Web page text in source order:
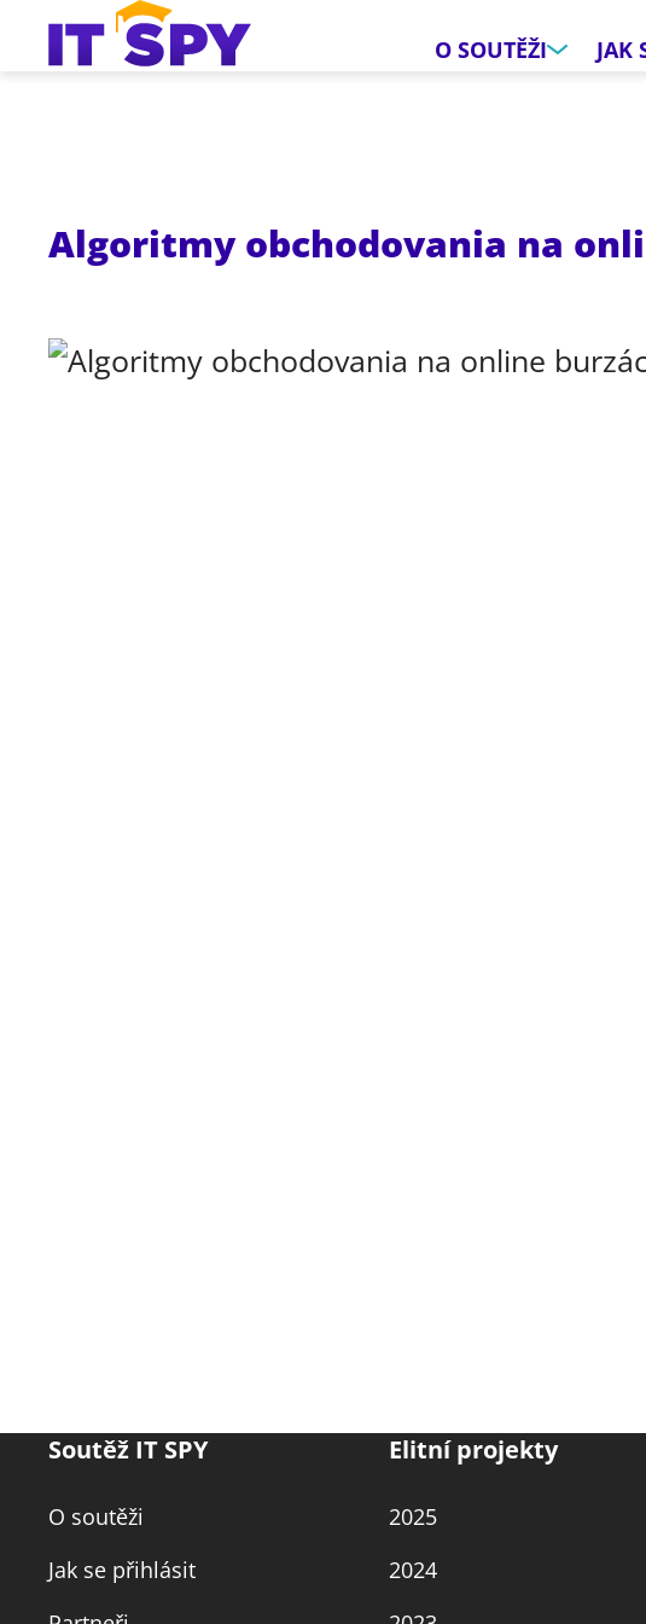
O SOUTĚŽI JAK
Algoritmy obchodovania na
Soutěž IT SPY
O soutěži
Jak se přihlásit
Elitní projekty
2025
2024